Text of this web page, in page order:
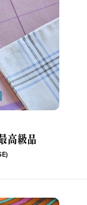
高級品
)